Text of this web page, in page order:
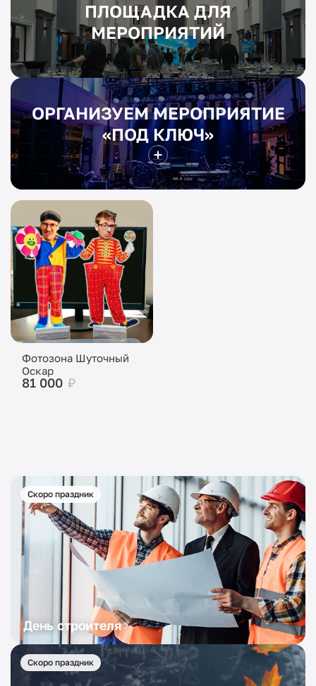
ПЛОЩАДКА ДЛЯ
МЕРОПРИЯТИЙ
ОРГАНИЗУЕМ МЕРОПРИЯТИЕ
«ПОД КЛЮЧ»
Фотозона Шуточный
Оскар
81 000 ₽
Скоро праздник
День строителя
Скоро праздник